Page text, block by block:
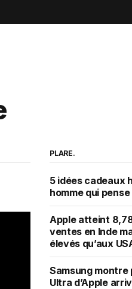
PLARE.
5 idées cadeaux
homme qui
Apple atteint
ventes en Inde
élevés qu’aux
Samsung montre
Ultra d’Apple